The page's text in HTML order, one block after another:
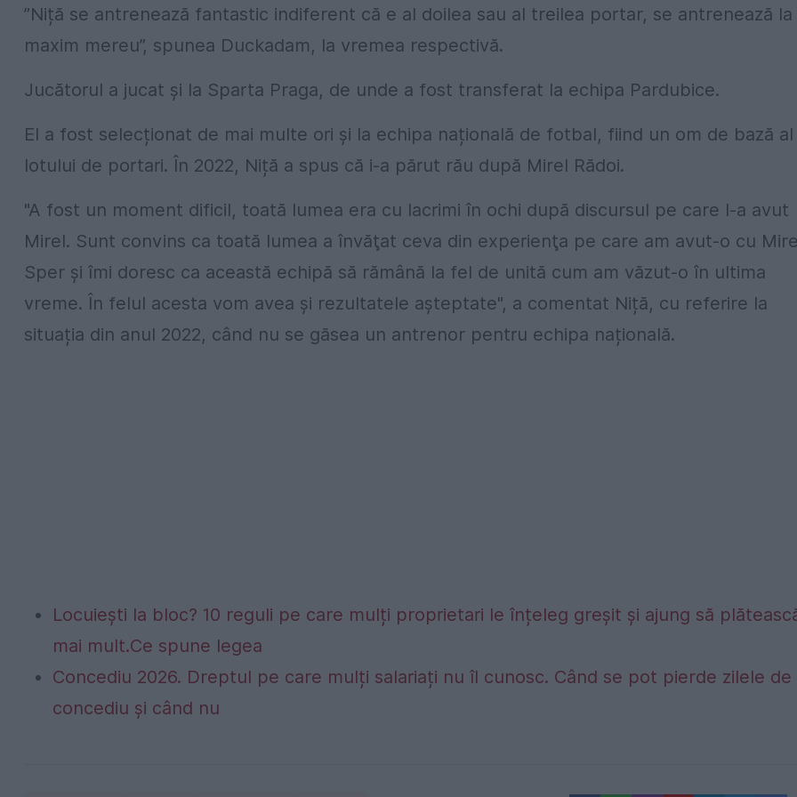
”Niță se antrenează fantastic indiferent că e al doilea sau al treilea portar, se antrenează la
maxim mereu”, spunea Duckadam, la vremea respectivă.
Jucătorul a jucat și la Sparta Praga, de unde a fost transferat la echipa Pardubice.
El a fost selecționat de mai multe ori și la echipa națională de fotbal, fiind un om de bază al
lotului de portari. În 2022, Niță a spus că i-a părut rău după Mirel Rădoi.
"A fost un moment dificil, toată lumea era cu lacrimi în ochi după discursul pe care l-a avut
Mirel. Sunt convins ca toată lumea a învăţat ceva din experienţa pe care am avut-o cu
Sper şi îmi doresc ca această echipă să rămână la fel de unită cum am văzut-o în ultima
vreme. În felul acesta vom avea şi rezultatele aşteptate", a comentat Niță, cu referire la
situația din anul 2022, când nu se găsea un antrenor pentru echipa națională.
Locuiești la bloc? 10 reguli pe care mulți proprietari le înțeleg greșit și ajung să
mai mult.Ce spune legea
Concediu 2026. Dreptul pe care mulți salariați nu îl cunosc. Când se pot pierde zilele de
concediu și când nu